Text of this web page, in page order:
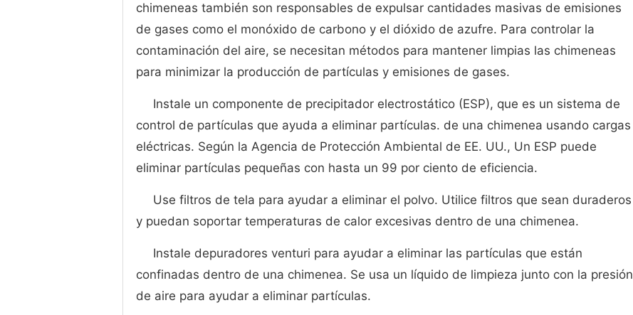
chimeneas también son responsables de expulsar cantidades masivas de emisiones
de gases como el monóxido de carbono y el dióxido de azufre. Para controlar la
contaminación del aire, se necesitan métodos para mantener limpias las chimeneas
para minimizar la producción de partículas y emisiones de gases.
Instale un componente de precipitador electrostático (ESP), que es un sistema de
control de partículas que ayuda a eliminar partículas. de una chimenea usando cargas
eléctricas. Según la Agencia de Protección Ambiental de EE. UU., Un ESP puede
eliminar partículas pequeñas con hasta un 99 por ciento de eficiencia.
Use filtros de tela para ayudar a eliminar el polvo. Utilice filtros que sean duraderos
y puedan soportar temperaturas de calor excesivas dentro de una chimenea.
Instale depuradores venturi para ayudar a eliminar las partículas que están
confinadas dentro de una chimenea. Se usa un líquido de limpieza junto con la presión
de aire para ayudar a eliminar partículas.